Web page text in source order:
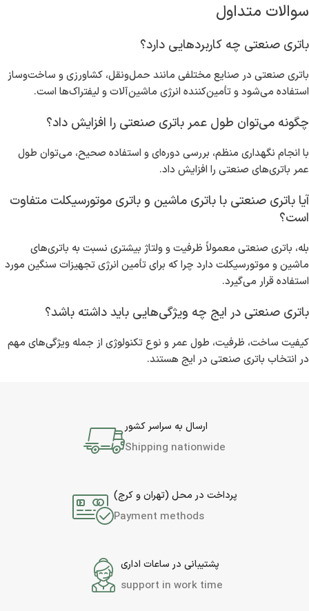
سوالات متداول
باتری صنعتی چه کاربردهایی دارد؟
باتری صنعتی در صنایع مختلفی مانند حمل‌ونقل، کشاورزی و ساخت‌و‌ساز
استفاده می‌شود و تأمین‌کننده انرژی ماشین‌آلات و لیفتراک‌ها است.
چگونه می‌توان طول عمر باتری صنعتی را افزایش داد؟
با انجام نگهداری منظم، بررسی دوره‌ای و استفاده صحیح، می‌توان طول
عمر باتری‌های صنعتی را افزایش داد.
آیا باتری صنعتی با باتری ماشین و باتری موتورسیکلت متفاوت
است؟
بله، باتری صنعتی معمولاً ظرفیت و ولتاژ بیشتری نسبت به باتری‌های
ماشین و موتورسیکلت دارد چرا که برای تأمین انرژی تجهیزات سنگین مورد
استفاده قرار می‌گیرد.
باتری صنعتی در ایج چه ویژگی‌هایی باید داشته باشد؟
کیفیت ساخت، ظرفیت، طول عمر و نوع تکنولوژی از جمله ویژگی‌های مهم
در انتخاب باتری صنعتی در ایج هستند.
ارسال به سراسر کشور
Shipping nationwide
پرداخت در محل (تهران و کرج)
Payment methods
پشتیبانی در ساعات اداری
support in work time